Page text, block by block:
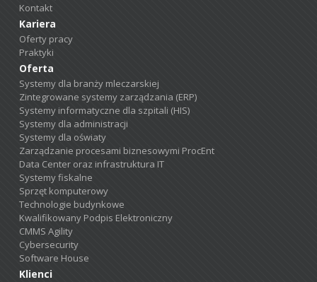
Kontakt
Kariera
Oferty pracy
Praktyki
Oferta
Systemy dla branży mleczarskiej
Zintegrowane systemy zarządzania (ERP)
Systemy informatyczne dla szpitali (HIS)
Systemy dla administracji
Systemy dla oświaty
Zarządzanie procesami biznesowymi ProcEnt
Data Center oraz infrastruktura IT
Systemy fiskalne
Sprzęt komputerowy
Technologie budynkowe
Kwalifikowany Podpis Elektroniczny
CMMS Agility
Cybersecurity
Software House
Klienci